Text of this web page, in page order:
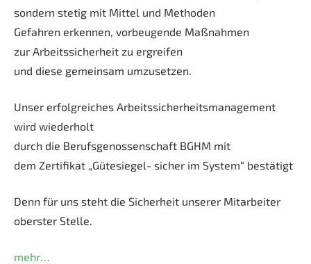
sondern stetig mit Mittel und Methoden
Gefahren erkennen, vorbeugende Maßnahmen
zur Arbeitssicherheit zu ergreifen
und diese gemeinsam umzusetzen.
Unser erfolgreiches Arbeitssicherheitsmanagement
wird wiederholt
durch die Berufsgenossenschaft BGHM mit
dem Zertifikat „Gütesiegel- sicher im System“ bestätigt
Denn für uns steht die Sicherheit unserer Mitarbeiter
oberster Stelle.
mehr…